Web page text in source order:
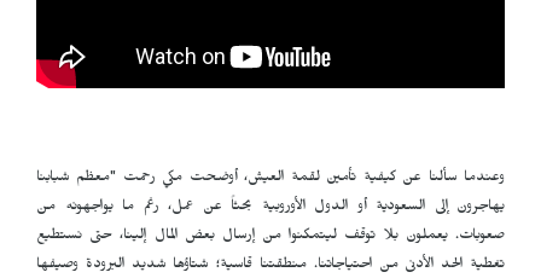
وعندما سألنا عن كيفية تأمين لقمة العيش، أوضحت مكي رحمت "معظم شبابنا
يهاجرون إلى السعودية أو الدول الأوروبية بحثاً عن عمل، رغم ما يواجهونه من
صعوبات. يعملون بلا توقف ليتمكنوا من إرسال بعض المال إلينا، حتى نستطيع
تغطية الحد الأدنى من احتياجاتنا. منطقتنا قاسية؛ شتاؤها شديد البرودة وصيفها